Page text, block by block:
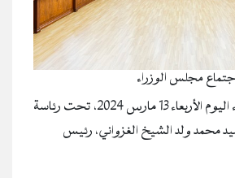
مجلس الوزراء
اجتمع مجلس الوزراء اليوم الأربعاء 13 مارس 2024، تحت رئاسة
محمد ولد الشيخ الغزواني، رئيس